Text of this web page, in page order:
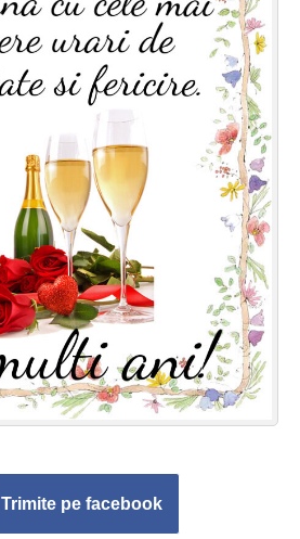
Conecteaza-te
Trimite pe facebook